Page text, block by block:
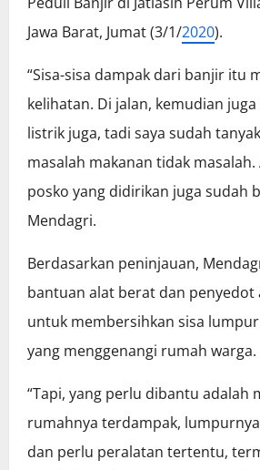
Jawa Barat, Jumat (3/1/2020).
“Sisa-sisa dampak dari banjir itu
kelihatan. Di jalan, kemudian
listrik juga, tadi saya sudah
masalah makanan tidak
posko yang didirikan juga sudah
Mendagri.
Berdasarkan peninjauan,
bantuan alat berat dan penyedot
untuk membersihkan sisa
yang menggenangi rumah warga.
“Tapi, yang perlu dibantu adalah
rumahnya terdampak,
dan perlu peralatan tertentu,